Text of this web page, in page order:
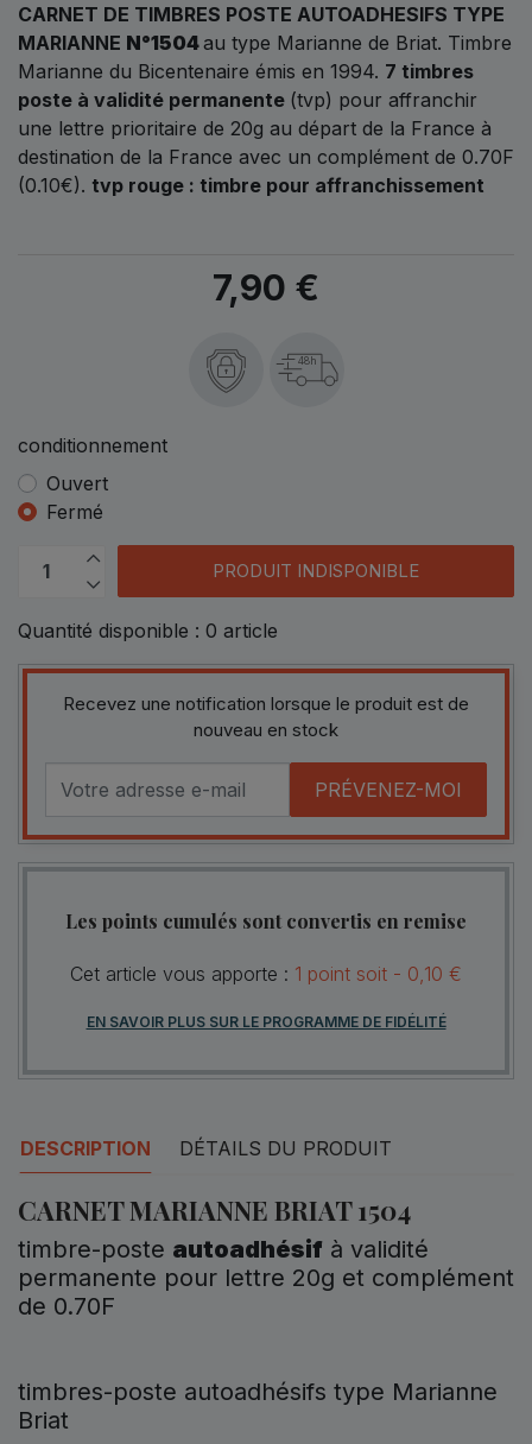
CARNET DE TIMBRES POSTE AUTOADHESIFS TYPE
MARIANNE N°1504au type Marianne de Briat. Timbre
Marianne du Bicentenaire émis en 1994. 7 timbres
poste à validité permanente (tvp) pour affranchir
une lettre prioritaire de 20g au départ de la France à
destination de la France avec un complément de 0.70F
(0.10€). tvp rouge : timbre pour affranchissement
7,90 €
48h
conditionnement
Ouvert
Fermé
PRODUIT INDISPONIBLE
Quantité disponible : 0 article
Recevez une notification lorsque le produit est de
nouveau en stock
PRÉVENEZ-MOI
Les points cumulés sont convertis en remise
Cet article vous apporte : 1 point soit - 0,10 €
EN SAVOIR PLUS SUR LE PROGRAMME DE FIDÉLITÉ
DESCRIPTION DÉTAILS DU PRODUIT
CARNET MARIANNE BRIAT 1504
timbre-poste autoadhésif à validité
permanente pour lettre 20g et complément
de 0.70F
timbres-poste autoadhésifs type Marianne
Briat